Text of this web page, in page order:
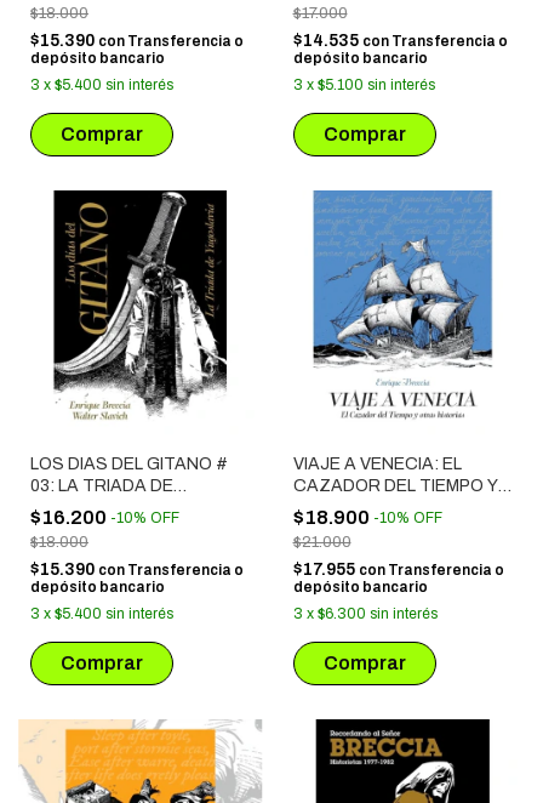
$18.000
$15.390 con Transferencia o
depósito bancario
3 x $5.400 sin interés
$17.000
$14.535 con Transferencia o
depósito bancario
3 x $5.100 sin interés
LOS DIAS DEL GITANO #
03: LA TRIADA DE
YUGOSLAVIA
$16.200 -10% OFF
$18.000
$15.390 con Transferencia o
depósito bancario
3 x $5.400 sin interés
VIAJE A VENECIA: EL
CAZADOR DEL TIEMPO Y
OTRAS HISTORIAS
$18.900 -10% OFF
$21.000
$17.955 con Transferencia o
depósito bancario
3 x $6.300 sin interés